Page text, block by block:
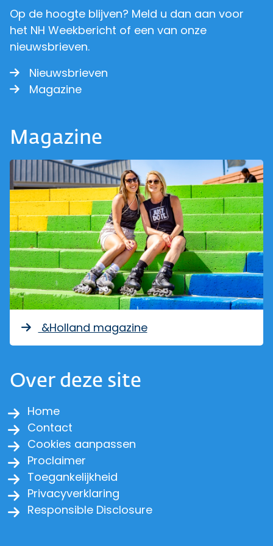
Op de hoogte blijven? Meld u dan aan voor
het NH Weekbericht of een van onze
nieuwsbrieven.
Nieuwsbrieven
Magazine
Magazine
&Holland magazine
Over deze site
Home
Contact
Cookies aanpassen
Proclaimer
Toegankelijkheid
Privacyverklaring
Responsible Disclosure